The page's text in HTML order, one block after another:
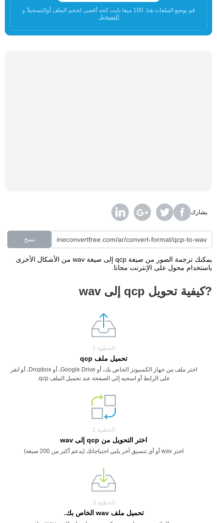
قم بوضع الملفات هنا. 100 ميغا بايت كحد أقصى لحجم الملف أوالتسجيلأ و
التسجيل
يشارك
نسخ
يمكنك ترجمة الصور من صيغة qcp إلى صيغة wav من الأشكال الأخرى
باستخدام محول على الإنترنت مجانا.
?كيفية تحويل qcp إلى wav
الخطوة 1
تحميل ملف qcp
اختر ملف من جهاز الكمبيوتر الخاص بك، أو Google Drive، أو Dropbox، أو انقر
على الرابط أو اسحبه إلى الصفحة عند تحميل الملف qcp.
الخطوة 2
اختر التحويل من qcp إلى wav
اختر wav أو أي تنسيق آخر يلبي احتياجاتك (يدعم أكثر من 200 صيغة)
الخطوة 3
تحميل ملف wav الخاص بك.